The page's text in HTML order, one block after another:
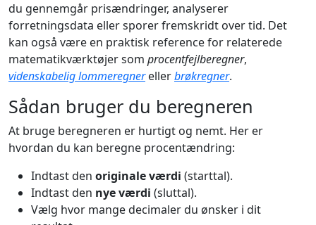
du gennemgår prisændringer, analyserer
forretningsdata eller sporer fremskridt over tid. Det
kan også være en praktisk reference for relaterede
matematikværktøjer som procentfejlberegner,
videnskabelig lommeregnerellerbrøkregner.
Sådan bruger du beregneren
At bruge beregneren er hurtigt og nemt. Her er
hvordan du kan beregne procentændring:
Indtast den originale værdi (starttal).
Indtast den nye værdi (sluttal).
Vælg hvor mange decimaler du ønsker i dit